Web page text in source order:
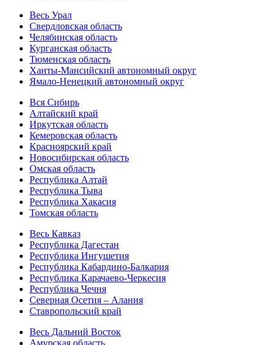
Весь Урал
Свердловская область
Челябинская область
Курганская область
Тюменская область
Ханты-Мансийский автономный округ
Ямало-Ненецкий автономный округ
Вся Сибирь
Алтайский край
Иркутская область
Кемеровская область
Красноярский край
Новосибирская область
Омская область
Республика Алтай
Республика Тыва
Республика Хакасия
Томская область
Весь Кавказ
Республика Дагестан
Республика Ингушетия
Республика Кабардино-Балкария
Республика Карачаево-Черкесия
Республика Чечня
Северная Осетия – Алания
Ставропольский край
Весь Дальний Восток
Амурская область